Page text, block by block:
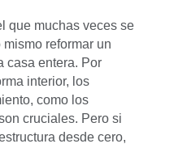
que muchas veces se
reformar un
casa entera. Por
interior, los
como los
cruciales. Pero si
desde cero,